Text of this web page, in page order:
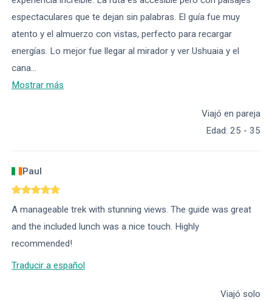
espectaculares que te dejan sin palabras. El guía fue muy
atento y el almuerzo con vistas, perfecto para recargar
energías. Lo mejor fue llegar al mirador y ver Ushuaia y el
cana...
Mostrar más
Viajó en pareja
Edad: 25 - 35
Paul
A manageable trek with stunning views. The guide was great
and the included lunch was a nice touch. Highly
recommended!
Traducir a español
Viajó solo